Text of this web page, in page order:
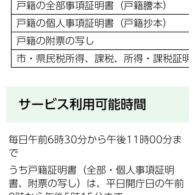
戸籍の全部事項証明書（戸籍謄本）
戸籍の個人事項証明書（戸籍抄本）
戸籍の附票の写し
市・県民税所得、課税、所得・課税証明
サービス利用可能時間
毎日午前6時30分から午後11時00分ま
で
うち戸籍証明書（全部・個人事項証明
書、附票の写し）は、平日開庁日の午前